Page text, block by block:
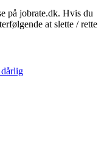
på jobrate.dk. Hvis du
at slette / rette